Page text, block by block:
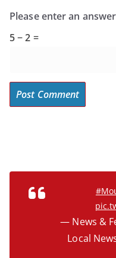
Please enter an
5 − 2 =
— News &
Local